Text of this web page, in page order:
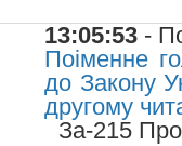
13:05:53 -
Поіменне
до Закону
другому
За-215